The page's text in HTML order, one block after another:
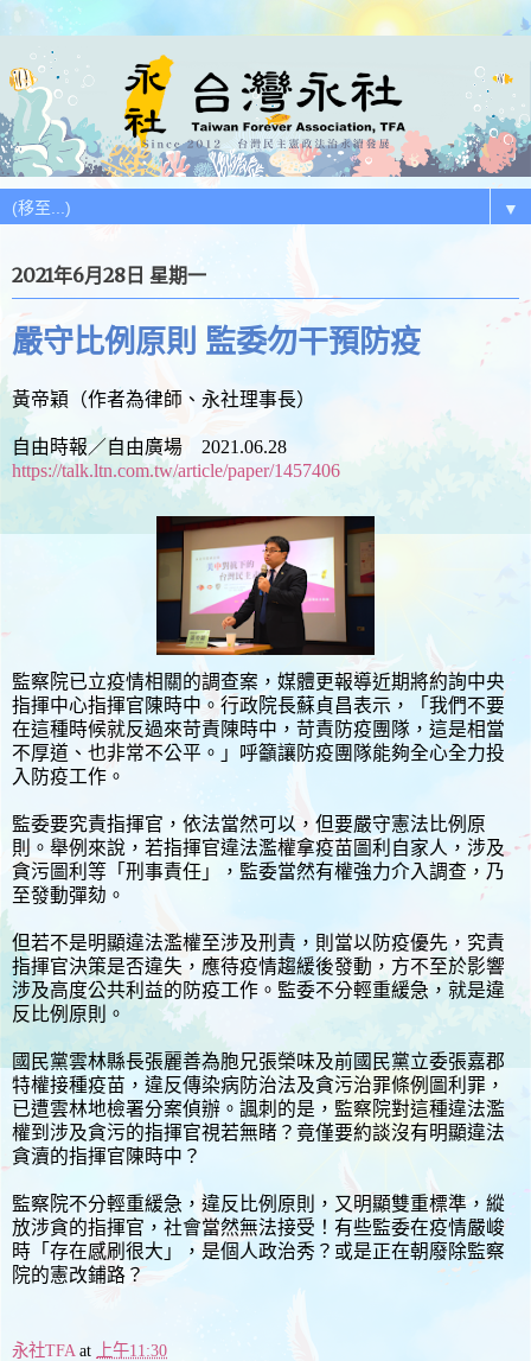
▼
2021年6月28日 星期一
嚴守比例原則 監委勿干預防疫
黃帝穎（作者為律師、永社理事長）
自由時報／自由廣場 2021.06.28
https://talk.ltn.com.tw/article/paper/1457406
監察院已立疫情相關的調查案，媒體更報導近期將約詢中央
指揮中心指揮官陳時中。行政院長蘇貞昌表示，「我們不要
在這種時候就反過來苛責陳時中，苛責防疫團隊，這是相當
不厚道、也非常不公平。」呼籲讓防疫團隊能夠全心全力投
入防疫工作。
監委要究責指揮官，依法當然可以，但要嚴守憲法比例原
則。舉例來說，若指揮官違法濫權拿疫苗圖利自家人，涉及
貪污圖利等「刑事責任」，監委當然有權強力介入調查，乃
至發動彈劾。
但若不是明顯違法濫權至涉及刑責，則當以防疫優先，究責
指揮官決策是否違失，應待疫情趨緩後發動，方不至於影響
涉及高度公共利益的防疫工作。監委不分輕重緩急，就是違
反比例原則。
國民黨雲林縣長張麗善為胞兄張榮味及前國民黨立委張嘉郡
特權接種疫苗，違反傳染病防治法及貪污治罪條例圖利罪，
已遭雲林地檢署分案偵辦。諷刺的是，監察院對這種違法濫
權到涉及貪污的指揮官視若無睹？竟僅要約談沒有明顯違法
貪瀆的指揮官陳時中？
監察院不分輕重緩急，違反比例原則，又明顯雙重標準，縱
放涉貪的指揮官，社會當然無法接受！有些監委在疫情嚴峻
時「存在感刷很大」，是個人政治秀？或是正在朝廢除監察
院的憲改鋪路？
永社TFA at 上午11:30